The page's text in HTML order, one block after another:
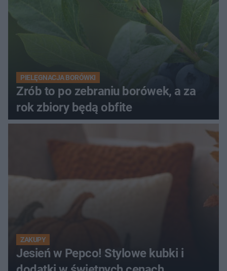
PIELĘGNACJA BORÓWKI
Zrób to po zebraniu borówek, a za
rok zbiory będą obfite
ZAKUPY
Jesień w Pepco! Stylowe kubki i